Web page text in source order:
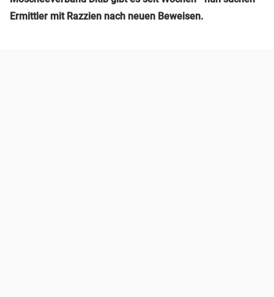
Ermittler mit Razzien nach neuen Beweisen.